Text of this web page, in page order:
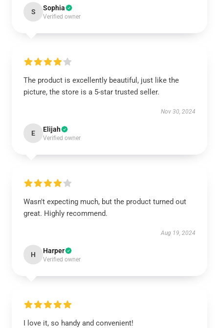
S Sophia
Verified owner
The product is excellently beautiful, just like the
picture, the store is a 5-star trusted seller.
Nov 30, 2024
E Elijah
Verified owner
Wasn't expecting much, but the product turned out
great. Highly recommend.
Aug 19, 2024
H Harper
Verified owner
I love it, so handy and convenient!